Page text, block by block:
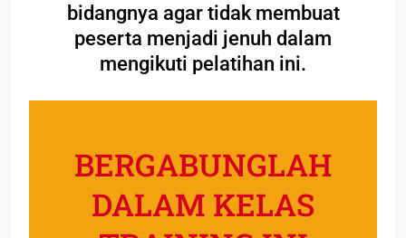
bidangnya agar tidak membuat
peserta menjadi jenuh dalam
mengikuti pelatihan ini.
BERGABUNGLAH
DALAM KELAS